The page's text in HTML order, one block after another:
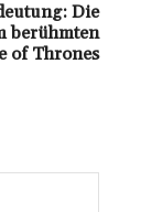
Die
berühmten
of Thrones